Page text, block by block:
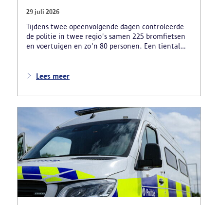
29 juli 2026
Tijdens twee opeenvolgende dagen controleerde
de politie in twee regio's samen 225 bromfietsen
en voertuigen en zo'n 80 personen. Een tiental
beslag genomen. Daarnaast arresteerde de politie
motorblokken en inbrekersmateriaal gevonden.
Lees meer